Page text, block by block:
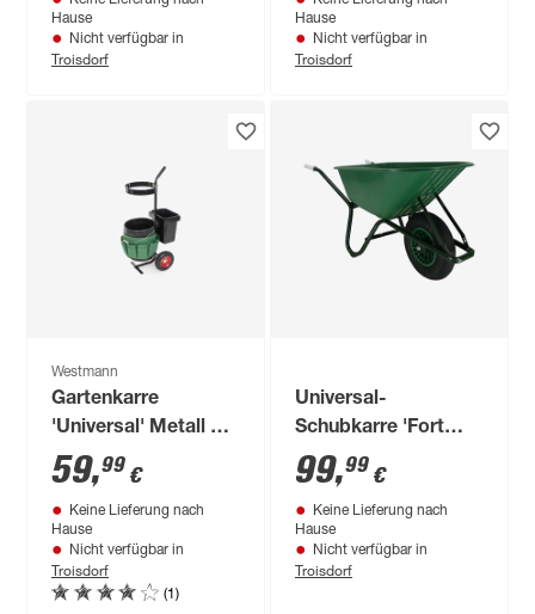
Hause
Nicht verfügbar in
Troisdorf
Hause
Nicht verfügbar in
Troisdorf
Westmann
Gartenkarre
'Universal' Metall 40
x 56 x 104 cm
59,99 €
Keine Lieferung nach
Hause
Nicht verfügbar in
Troisdorf
(1)
Universal-
Schubkarre 'Fort
TK-100' 100 l
99,99 €
Keine Lieferung nach
Hause
Nicht verfügbar in
Troisdorf